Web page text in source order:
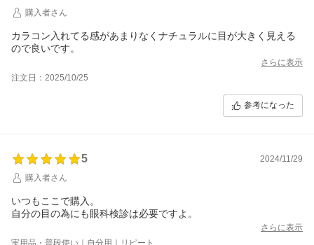
購入者さん
カラコン入れてる感があまりなくナチュラルに目が大きく見える
ので良いです。
さらに表示
注文日：2025/10/25
参考になった
5
2024/11/29
購入者さん
いつもここで購入。
自分の目の為にも眼科検診は必要ですよ。
さらに表示
実用品・普段使い｜自分用｜リピート